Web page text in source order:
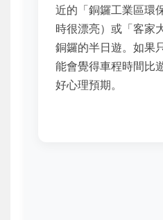
近的「銅鑼工業區環
時很漂亮）或「客家
銅鑼的半日遊。如果
能會覺得車程時間比
好心理預期。